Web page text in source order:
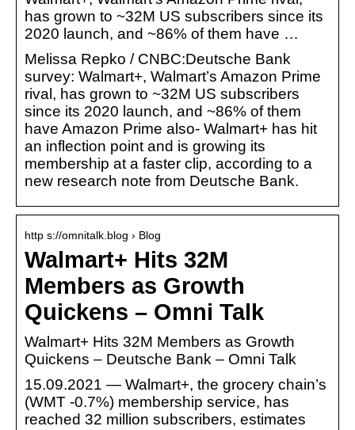
has grown to ~32M US subscribers since its
2020 launch, and ~86% of them have …
Melissa Repko / CNBC:Deutsche Bank
survey: Walmart+, Walmart’s Amazon Prime
rival, has grown to ~32M US subscribers
since its 2020 launch, and ~86% of them
have Amazon Prime also- Walmart+ has hit
an inflection point and is growing its
membership at a faster clip, according to a
new research note from Deutsche Bank.
http s://omnitalk.blog › Blog
Walmart+ Hits 32M
Members as Growth
Quickens – Omni Talk
Walmart+ Hits 32M Members as Growth
Quickens – Deutsche Bank – Omni Talk
15.09.2021 — Walmart+, the grocery chain’s
(WMT -0.7%) membership service, has
reached 32 million subscribers, estimates